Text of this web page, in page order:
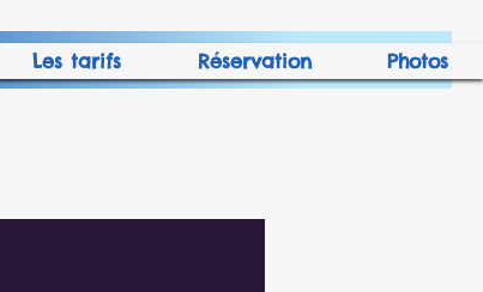
Les tarifs Réservation Photos